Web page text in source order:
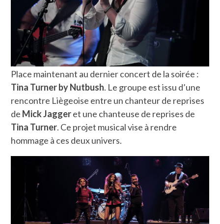
Place maintenant au dernier concert de la soirée :
Tina Turner by Nutbush. Le groupe est issu d’une
rencontre Liègeoise entre un chanteur de reprises
de Mick Jaggeret une chanteuse de reprises de
Tina Turner. Ce projet musical vise à rendre
hommage à ces deux univers.